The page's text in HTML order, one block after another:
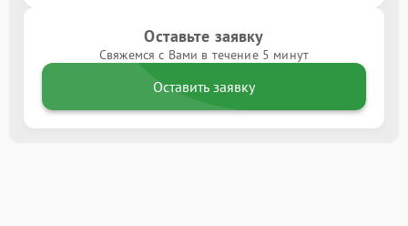
Оставьте заявку
Свяжемся с Вами в течение 5 минут
Оставить заявку